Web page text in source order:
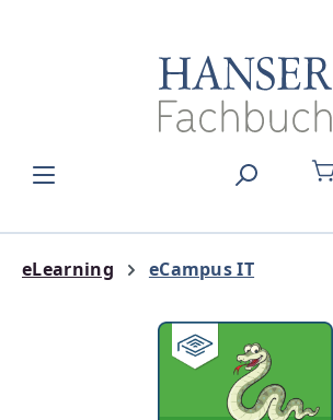
eLearning eCampus IT
Bildergalerie überspringen